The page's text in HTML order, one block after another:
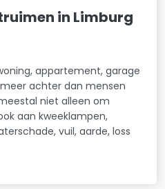
in Limburg
appartement, garage
achter dan mensen
niet alleen om
aan kweeklampen,
vuil, aarde, loss